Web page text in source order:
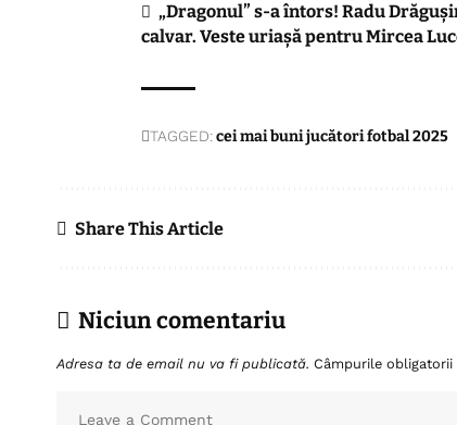
„Dragonul” s-a întors! Radu
calvar. Veste uriașă pentru Mircea
TAGGED:cei mai buni jucători fotbal 2025
Share This Article
Niciun comentariu
Adresa ta de email nu va fi publicată. Câmpurile